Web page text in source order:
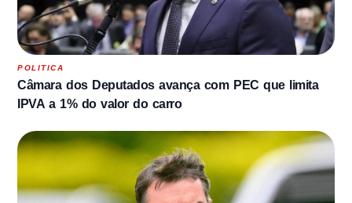
POLITICA
Câmara dos Deputados avança com PEC que limita
IPVA a 1% do valor do carro